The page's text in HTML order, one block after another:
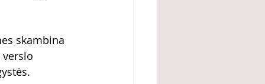
skambina